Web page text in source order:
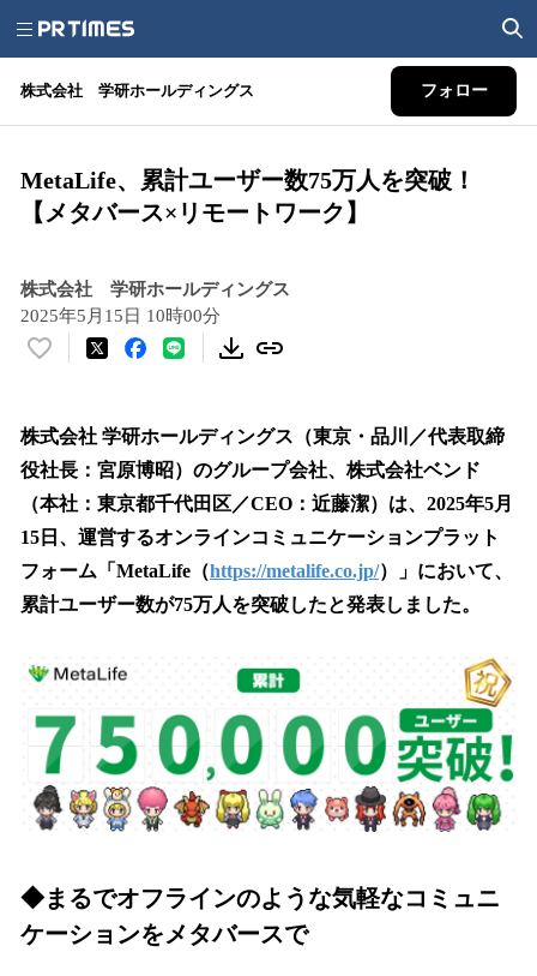
株式会社 学研ホールディングス フォロー
MetaLife、累計ユーザー数75万人を突破！
【メタバース×リモートワーク】
株式会社 学研ホールディングス
2025年5月15日 10時00分
い
！
数
を
読
み
込
み
中
す
株式会社 学研ホールディングス（東京・品川／代表取締
役社長：宮原博昭）のグループ会社、株式会社ベンド
（本社：東京都千代田区／CEO：近藤潔）は、2025年5月
15日、運営するオンラインコミュニケーションプラット
フォーム「MetaLife（https://metalife.co.jp/）」において、
累計ユーザー数が75万人を突破したと発表しました。
◆まるでオフラインのような気軽なコミュニ
ケーションをメタバースで